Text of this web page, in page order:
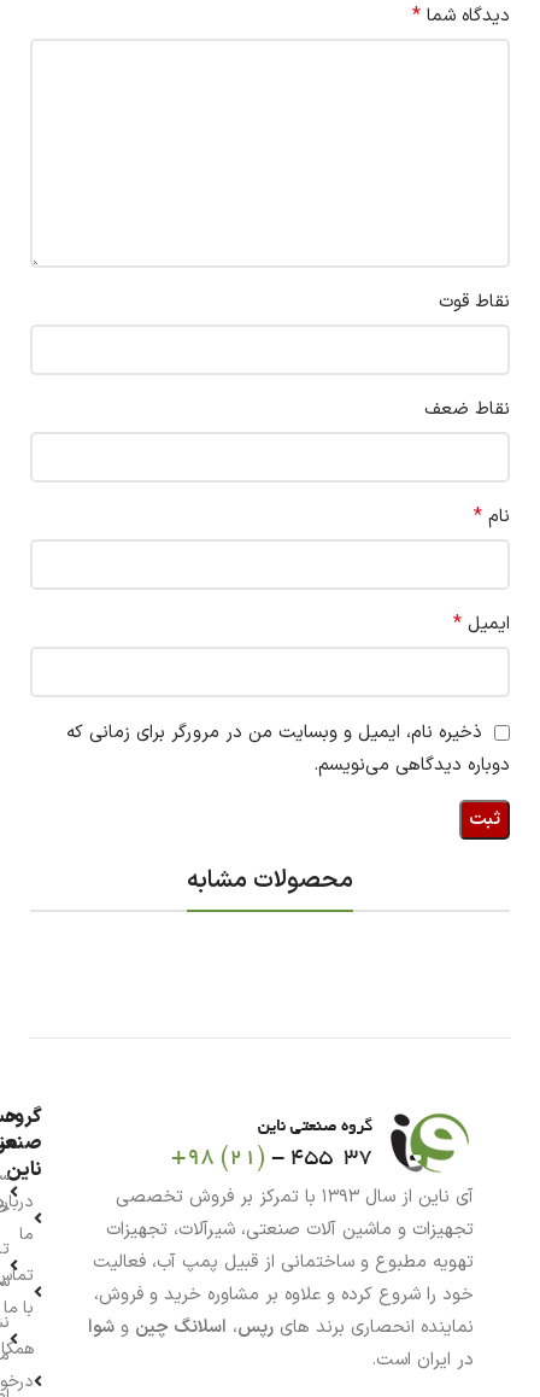
دیدگاه شما *
نقاط قوت
نقاط ضعف
نام *
ایمیل *
ذخیره نام، ایمیل و وبسایت من در مرورگر برای زمانی که
دوباره دیدگاهی می‌نویسم.
محصولات مشابه
آی ناین از سال ۱۳۹۳ با تمرکز بر فروش تخصصی
تجهیزات و ماشین آلات صنعتی، شیرآلات، تجهیزات
تهویه مطبوع و ساختمانی از قبیل پمپ آب، فعالیت
خود را شروع کرده و علاوه بر مشاوره خرید و فروش،
نماینده انحصاری برند های رپس، اسلانگ چین و شوا
در ایران است.
گروه
ناین
ما
با ما